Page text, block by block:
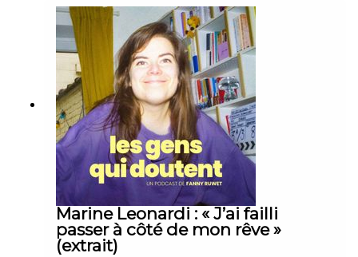
Marine Leonardi : « J’ai failli
passer à côté de mon rêve »
(extrait)